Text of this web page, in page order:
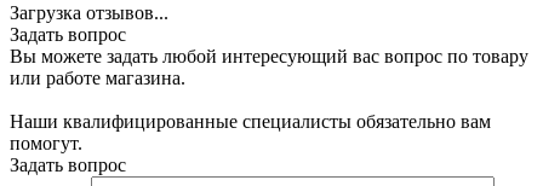
Загрузка отзывов...
Задать вопрос
Вы можете задать любой интересующий вас вопрос по товару
или работе магазина.
Наши квалифицированные специалисты обязательно вам
помогут.
Задать вопрос